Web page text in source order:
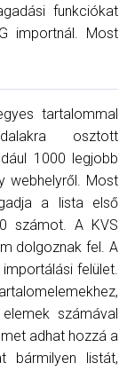
funkciókat
importnál. Most
tartalommal
osztott
1000 legjobb
webhelyről. Most
a lista első
számot. A KVS
dolgoznak fel. A
felület.
számával
adhat hozzá a
bármilyen listát,